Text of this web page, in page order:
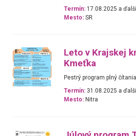
Termín: 17.08.2025 a
Mesto: SR
Leto v Krajskej
Kmeťka
Pestrý program plný
Termín: 31.08.2025 a
Mesto: Nitra